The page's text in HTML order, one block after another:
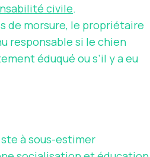
civile.
de morsure, le propriétaire
responsable si le chien
éduqué ou s’il y a eu
à sous-estimer